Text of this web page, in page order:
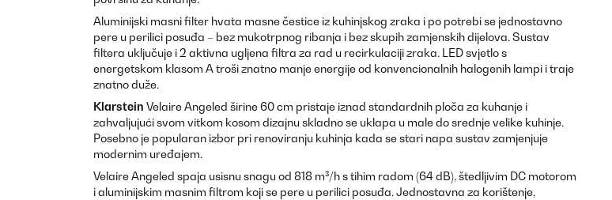
Aluminijski masni filter hvata masne čestice iz kuhinjskog zraka i po potrebi se jednostavno
pere u perilici posuđa – bez mukotrpnog ribanja i bez skupih zamjenskih dijelova. Sustav
filtera uključuje i 2 aktivna ugljena filtra za rad u recirkulaciji zraka. LED svjetlo s
energetskom klasom A troši znatno manje energije od konvencionalnih halogenih lampi i traje
znatno duže.
Klarstein Velaire Angeled širine 60 cm pristaje iznad standardnih ploča za kuhanje i
zahvaljujući svom vitkom kosom dizajnu skladno se uklapa u male do srednje velike kuhinje.
Posebno je popularan izbor pri renoviranju kuhinja kada se stari napa sustav zamjenjuje
modernim uređajem.
Velaire Angeled spaja usisnu snagu od 818 m³/h s tihim radom (64 dB), štedljivim DC motorom
i aluminijskim masnim filtrom koji se pere u perilici posuđa. Jednostavna za korištenje,